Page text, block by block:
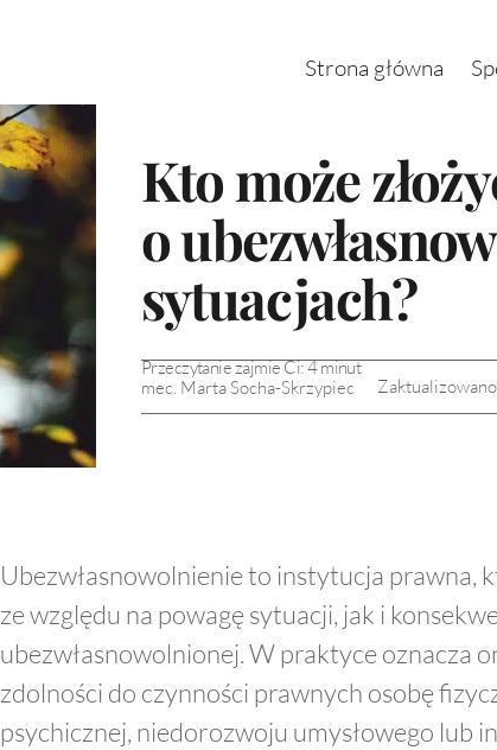
Strona główna
Kto może
o
sytuacjach?
Przeczytanie zajmie Ci:4minut
mec. Marta Socha-Skrzypiec
Ubezwłasnowolnienie to instytucja prawna,
ze względu na powagę sytuacji, jak i
ubezwłasnowolnionej. W praktyce oznacza
zdolności do czynności prawnych osobę
psychicznej, niedorozwoju umysłowego lub